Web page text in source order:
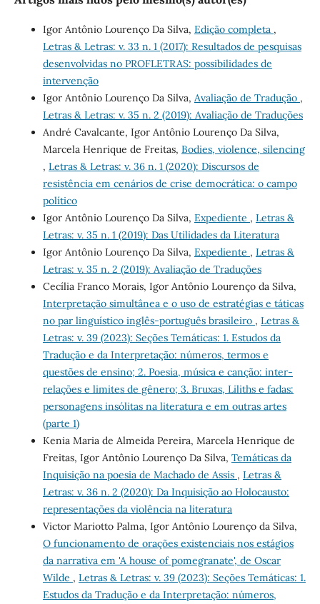
Igor Antônio Lourenço Da Silva, Edição completa ,
Letras & Letras: v. 33 n. 1 (2017): Resultados de pesquisas
desenvolvidas no PROFLETRAS: possibilidades de
intervenção
Igor Antônio Lourenço Da Silva, Avaliação de Tradução ,
Letras & Letras: v. 35 n. 2 (2019): Avaliação de Traduções
André Cavalcante, Igor Antônio Lourenço Da Silva,
Marcela Henrique de Freitas, Bodies, violence, silencing
, Letras & Letras: v. 36 n. 1 (2020): Discursos de
resistência em cenários de crise democrática: o campo
político
Igor Antônio Lourenço Da Silva, Expediente , Letras &
Letras: v. 35 n. 1 (2019): Das Utilidades da Literatura
Igor Antônio Lourenço Da Silva, Expediente , Letras &
Letras: v. 35 n. 2 (2019): Avaliação de Traduções
Cecília Franco Morais, Igor Antônio Lourenço da Silva,
Interpretação simultânea e o uso de estratégias e táticas
no par linguístico inglês-português brasileiro , Letras &
Letras: v. 39 (2023): Seções Temáticas: 1. Estudos da
Tradução e da Interpretação: números, termos e
questões de ensino; 2. Poesia, música e canção: inter-
relações e limites de gênero; 3. Bruxas, Liliths e fadas:
personagens insólitas na literatura e em outras artes
(parte 1)
Kenia Maria de Almeida Pereira, Marcela Henrique de
Freitas, Igor Antônio Lourenço Da Silva, Temáticas da
Inquisição na poesia de Machado de Assis , Letras &
Letras: v. 36 n. 2 (2020): Da Inquisição ao Holocausto:
representações da violência na literatura
Victor Mariotto Palma, Igor Antônio Lourenço da Silva,
O funcionamento de orações existenciais nos estágios
da narrativa em 'A house of pomegranate', de Oscar
Wilde , Letras & Letras: v. 39 (2023): Seções Temáticas: 1.
Estudos da Tradução e da Interpretação: números,